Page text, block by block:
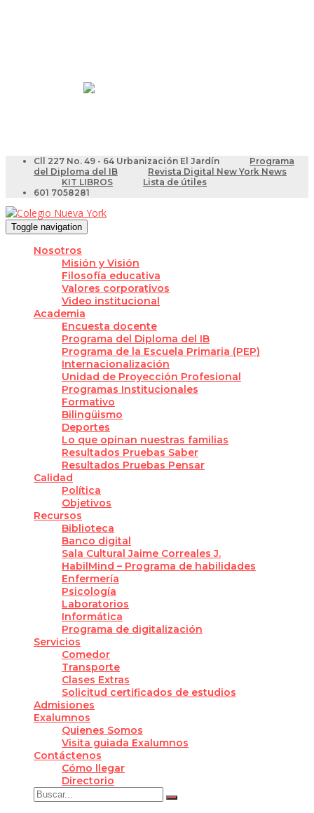
Cll 227 No. 49 - 64 Urbanización El Jardín
Programa
del Diploma del IB
Revista Digital New York News
KIT LIBROS
Lista de útiles
601 7058281
Toggle navigation
Nosotros
Misión y Visión
Filosofía educativa
Valores corporativos
Video institucional
Academia
Encuesta docente
Programa del Diploma del IB
Programa de la Escuela Primaria (PEP)
Internacionalización
Unidad de Proyección Profesional
Programas Institucionales
Formativo
Bilingüismo
Deportes
Lo que opinan nuestras familias
Resultados Pruebas Saber
Resultados Pruebas Pensar
Calidad
Política
Objetivos
Recursos
Biblioteca
Banco digital
Sala Cultural Jaime Correales J.
HabilMind – Programa de habilidades
Enfermería
Psicología
Laboratorios
Informática
Programa de digitalización
Servicios
Comedor
Transporte
Clases Extras
Solicitud certificados de estudios
Admisiones
Exalumnos
Quienes Somos
Visita guiada Exalumnos
Contáctenos
Cómo llegar
Directorio